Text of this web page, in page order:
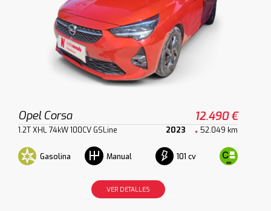
Opel Corsa 12.490 €
1.2T XHL 74kW 100CV GSLine 2023 52.049 km
Gasolina Manual 101 cv
VER DETALLES